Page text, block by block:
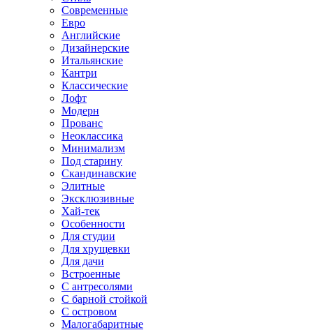
Современные
Евро
Английские
Дизайнерские
Итальянские
Кантри
Классические
Лофт
Модерн
Прованс
Неоклассика
Минимализм
Под старину
Скандинавские
Элитные
Эксклюзивные
Хай-тек
Особенности
Для студии
Для хрущевки
Для дачи
Встроенные
С антресолями
С барной стойкой
С островом
Малогабаритные